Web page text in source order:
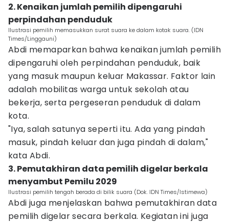
2. Kenaikan jumlah pemilih dipengaruhi
perpindahan penduduk
Ilustrasi pemilih memasukkan surat suara ke dalam kotak suara. (IDN
Times/Linggauni)
Abdi memaparkan bahwa kenaikan jumlah pemilih
dipengaruhi oleh perpindahan penduduk, baik
yang masuk maupun keluar Makassar. Faktor lain
adalah mobilitas warga untuk sekolah atau
bekerja, serta pergeseran penduduk di dalam
kota.
"Iya, salah satunya seperti itu. Ada yang pindah
masuk, pindah keluar dan juga pindah di dalam,"
kata Abdi.
3. Pemutakhiran data pemilih digelar berkala
menyambut Pemilu 2029
Ilustrasi pemilih tengah berada di bilik suara (Dok. IDN Times/Istimewa)
Abdi juga menjelaskan bahwa pemutakhiran data
pemilih digelar secara berkala. Kegiatan ini juga